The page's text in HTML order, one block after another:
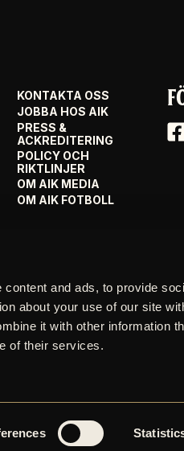
and ads, to provide
about your use of our site
it with other information
of their services.
KONTAKTA OSS
JOBBA HOS AIK
PRESS &
ACKREDITERING
POLICY OCH
RIKTLINJER
OM AIK MEDIA
OM AIK FOTBOLL